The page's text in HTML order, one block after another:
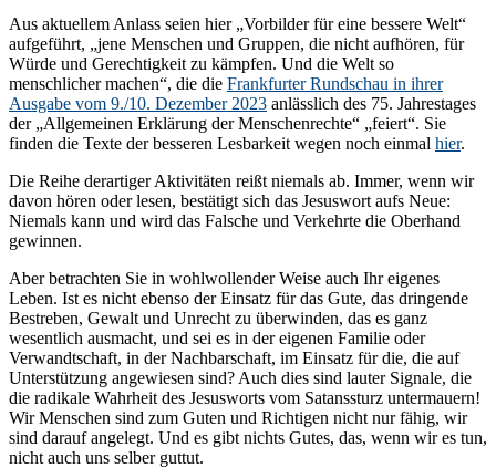
Aus aktuellem Anlass seien hier „Vorbilder für eine bessere Welt“
aufgeführt, „jene Menschen und Gruppen, die nicht aufhören, für
Würde und Gerechtigkeit zu kämpfen. Und die Welt so
menschlicher machen“, die die Frankfurter Rundschau in ihrer
Ausgabe vom 9./10. Dezember 2023 anlässlich des 75. Jahrestages
der „Allgemeinen Erklärung der Menschenrechte“ „feiert“. Sie
finden die Texte der besseren Lesbarkeit wegen noch einmal hier.
Die Reihe derartiger Aktivitäten reißt niemals ab. Immer, wenn wir
davon hören oder lesen, bestätigt sich das Jesuswort aufs Neue:
Niemals kann und wird das Falsche und Verkehrte die Oberhand
gewinnen.
Aber betrachten Sie in wohlwollender Weise auch Ihr eigenes
Leben. Ist es nicht ebenso der Einsatz für das Gute, das dringende
Bestreben, Gewalt und Unrecht zu überwinden, das es ganz
wesentlich ausmacht, und sei es in der eigenen Familie oder
Verwandtschaft, in der Nachbarschaft, im Einsatz für die, die auf
Unterstützung angewiesen sind? Auch dies sind lauter Signale, die
die radikale Wahrheit des Jesusworts vom Satanssturz untermauern!
Wir Menschen sind zum Guten und Richtigen nicht nur fähig, wir
sind darauf angelegt. Und es gibt nichts Gutes, das, wenn wir es tun,
nicht auch uns selber guttut.